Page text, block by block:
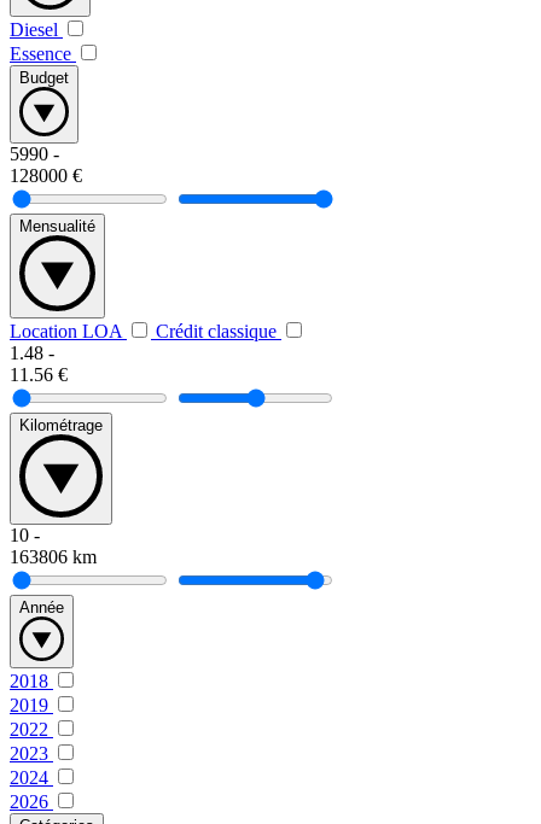
Diesel
Essence
Budget
5990 -
128000 €
Mensualité
Location LOA
Crédit classique
1.48 -
11.56 €
Kilométrage
10 -
163806 km
Année
2018
2019
2022
2023
2024
2026